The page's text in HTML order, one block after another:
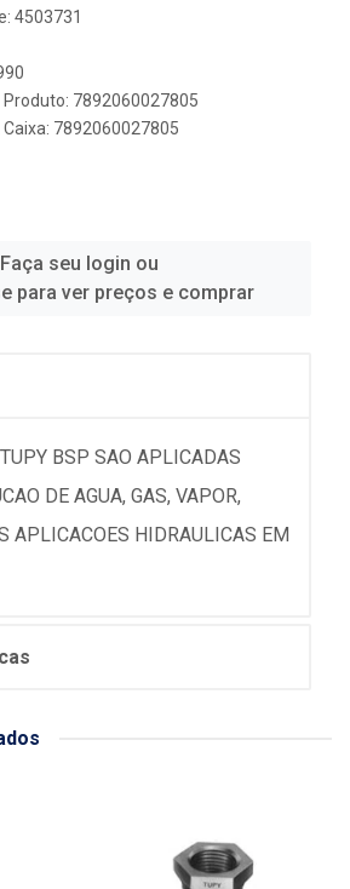
4503731
7892060027805
7892060027805
Faça seu login ou
para ver preços e comprar
BSP SAO APLICADAS
DE AGUA, GAS, VAPOR,
APLICACOES HIDRAULICAS EM